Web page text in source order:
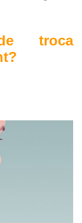
troca